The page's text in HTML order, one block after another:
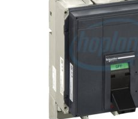
Giỏ hàng
Chưa có sản phẩm trong